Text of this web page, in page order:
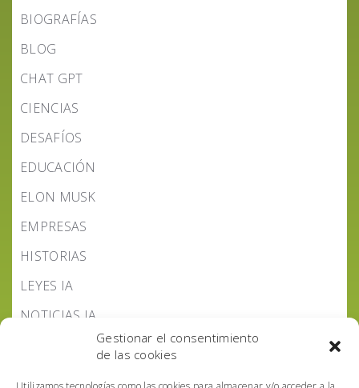
Gestionar el consentimiento
de las cookies
BIOGRAFÍAS
BLOG
CHAT GPT
CIENCIAS
DESAFÍOS
EDUCACIÓN
ELON MUSK
EMPRESAS
HISTORIAS
LEYES IA
NOTICIAS IA
PODCAST IA HOY